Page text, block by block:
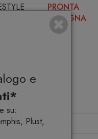
e
su:
Plust,
PRONTA
CONSEGNA